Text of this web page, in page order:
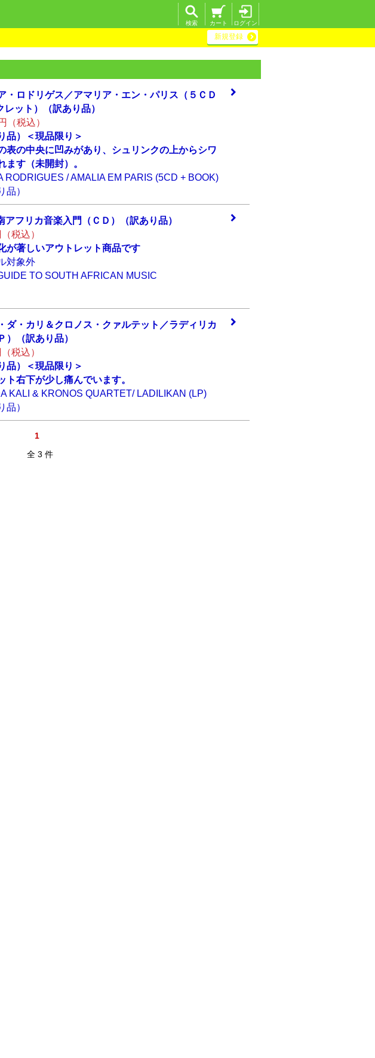
ログイン
カート
検索
新規登録
・ロドリゲス／アマリア・ エン・パリス（５ ＣＤ
レッ ト）（訳あり品）
（税込）
品）＜現品限り＞
表の中央に凹みがあり、シュリンクの上からシワ
ます（未開封）。
RODRIGUES / AMALIA EM PARIS (5CD + BOOK)
品）
アフリカ音楽入門（ＣＤ）
（訳あり品）
税込）
が著しいアウトレット商品です
対象外
TO SOUTH AFRICAN MUSIC
ダ・カリ ＆クロノス・クァルテット／ラディ リカ
）（訳あり品）
税込）
品）＜現品限り＞
ト右下が少し痛んでいます。
KALI & KRONOS QUARTET/ LADILIKAN (LP)
品）
1
全 3 件